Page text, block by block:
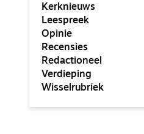
Kerknieuws
Leespreek
Opinie
Recensies
Redactioneel
Verdieping
Wisselrubriek